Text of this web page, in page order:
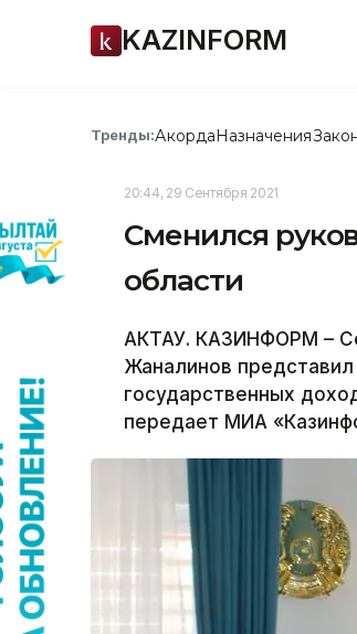
KAZINFORM
Тренды:АкордаНазначения
20:44, 29 Сентября 2021
Сменился
области
АКТАУ. КАЗИНФОРМ –
Жаналинов
государственных
передает МИА